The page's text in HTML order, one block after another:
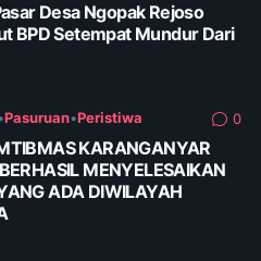
Desa Ngopak Rejoso
BPD Setempat Mundur Dari
Pasuruan•Peristiwa 0
KARANGANYAR
MENYELESAIKAN
ADA DIWILAYAH